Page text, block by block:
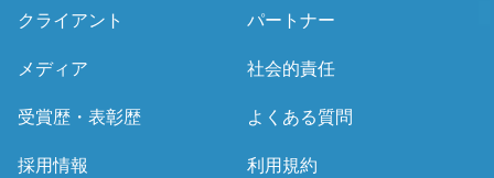
クライアント パートナー
メディア 社会的責任
受賞歴・表彰歴 よくある質問
採用情報 利用規約